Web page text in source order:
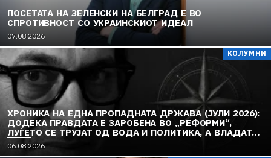
ПОСЕТАТА НА ЗЕЛЕНСКИ НА БЕЛГРАД Е ВО
СПРОТИВНОСТ СО УКРАИНСКИОТ ИДЕАЛ
07.08.2026
КОЛУМНИ
ХРОНИКА НА ЕДНА ПРОПАДНАТА ДРЖАВА (ЈУЛИ 2026):
ДОДЕКА ПРАВДАТА Е ЗАРОБЕНА ВО „РЕФОРМИ“,
ЛУЃЕТО СЕ ТРУЈАТ ОД ВОДА И ПОЛИТИКА, А ВЛАДАТА
И ОПОЗИЦИЈАТА СЕ „РЕКОНСТРУИРААТ“ – ЗЕМЈАТА
ТОНЕ ВО „ДОСТОИНСТВО“ И МОЛЧИ ПРЕД УКРАИНА
06.08.2026